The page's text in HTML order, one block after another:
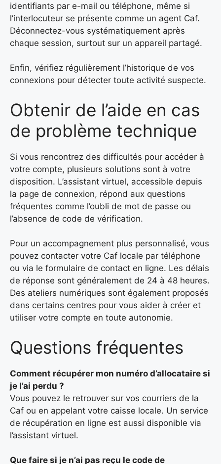
identifiants par e-mail ou téléphone, même si
l’interlocuteur se présente comme un agent Caf.
Déconnectez-vous systématiquement après
chaque session, surtout sur un appareil partagé.
Enfin, vérifiez régulièrement l’historique de vos
connexions pour détecter toute activité suspecte.
Obtenir de l’aide en cas
de problème technique
Si vous rencontrez des difficultés pour accéder à
votre compte, plusieurs solutions sont à votre
disposition. L’assistant virtuel, accessible depuis
la page de connexion, répond aux questions
fréquentes comme l’oubli de mot de passe ou
l’absence de code de vérification.
Pour un accompagnement plus personnalisé, vous
pouvez contacter votre Caf locale par téléphone
ou via le formulaire de contact en ligne. Les délais
de réponse sont généralement de 24 à 48 heures.
Des ateliers numériques sont également proposés
dans certains centres pour vous aider à créer et
utiliser votre compte en toute autonomie.
Questions fréquentes
Comment récupérer mon numéro d’allocataire si
je l’ai perdu ?
Vous pouvez le retrouver sur vos courriers de la
Caf ou en appelant votre caisse locale. Un service
de récupération en ligne est aussi disponible via
l’assistant virtuel.
Que faire si je n’ai pas reçu le code de